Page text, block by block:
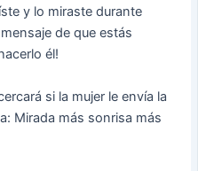
y lo miraste durante
de que estás
él!
si la mujer le envía la
Mirada más sonrisa más